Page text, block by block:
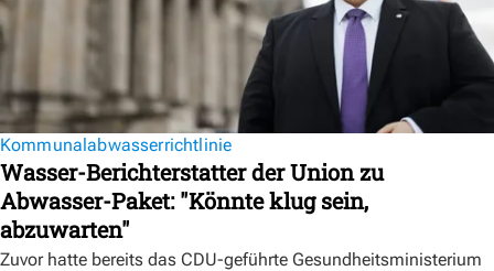
Kommunalabwasserrichtlinie
Wasser-Berichterstatter der Union zu
Abwasser-Paket: "Könnte klug sein,
abzuwarten"
Zuvor hatte bereits das CDU-geführte Gesundheitsministerium